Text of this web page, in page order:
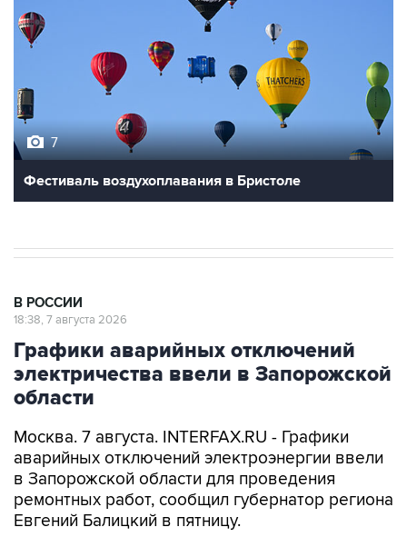
7
Фестиваль воздухоплавания в Бристоле
В РОССИИ
18:38, 7 августа 2026
Графики аварийных отключений
электричества ввели в Запорожской
области
Москва. 7 августа. INTERFAX.RU - Графики
аварийных отключений электроэнергии ввели
в Запорожской области для проведения
ремонтных работ, сообщил губернатор региона
Евгений Балицкий в пятницу.